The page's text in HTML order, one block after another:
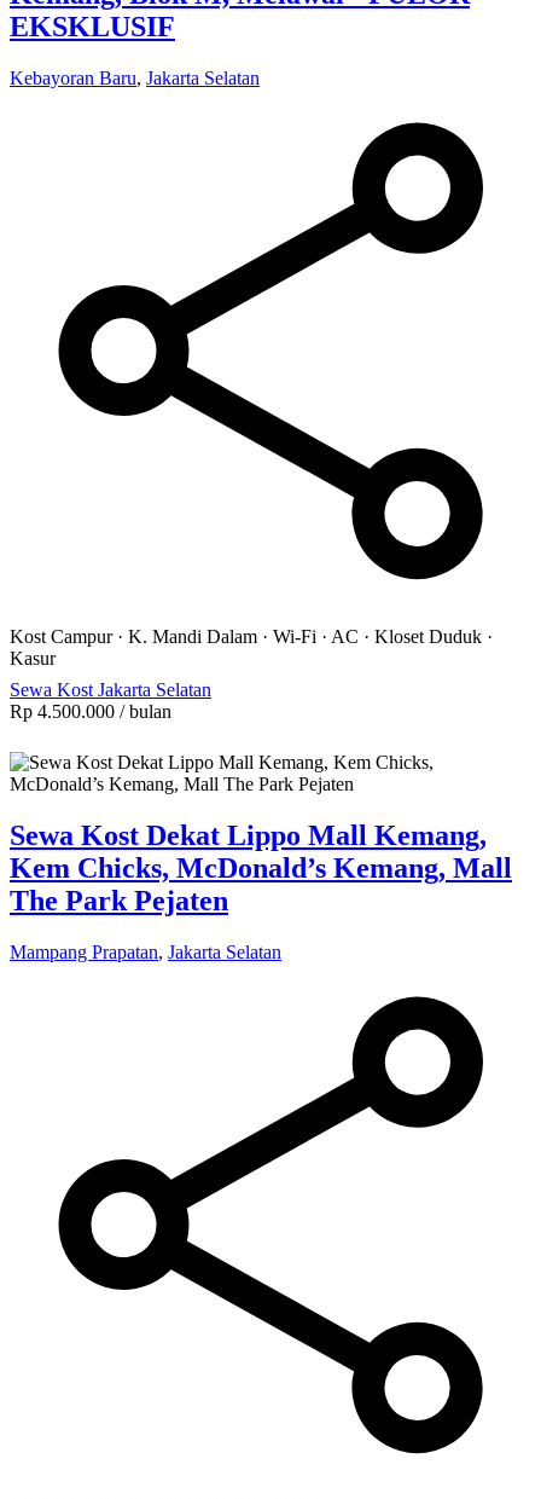
EKSKLUSIF
Kebayoran Baru, Jakarta Selatan
Kost Campur· K. Mandi Dalam · Wi-Fi · AC · Kloset Duduk ·
Kasur
Sewa Kost Jakarta Selatan
Rp 4.500.000 / bulan
Sewa Kost Dekat Lippo Mall Kemang,
Kem Chicks, McDonald’s Kemang, Mall
The Park Pejaten
Mampang Prapatan, Jakarta Selatan